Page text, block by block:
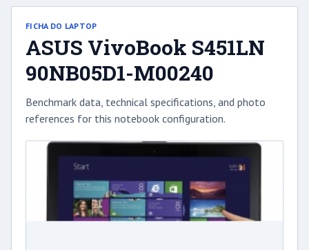
FICHA DO LAPTOP
ASUS VivoBook S451LN
90NB05D1-M00240
Benchmark data, technical specifications, and photo
references for this notebook configuration.